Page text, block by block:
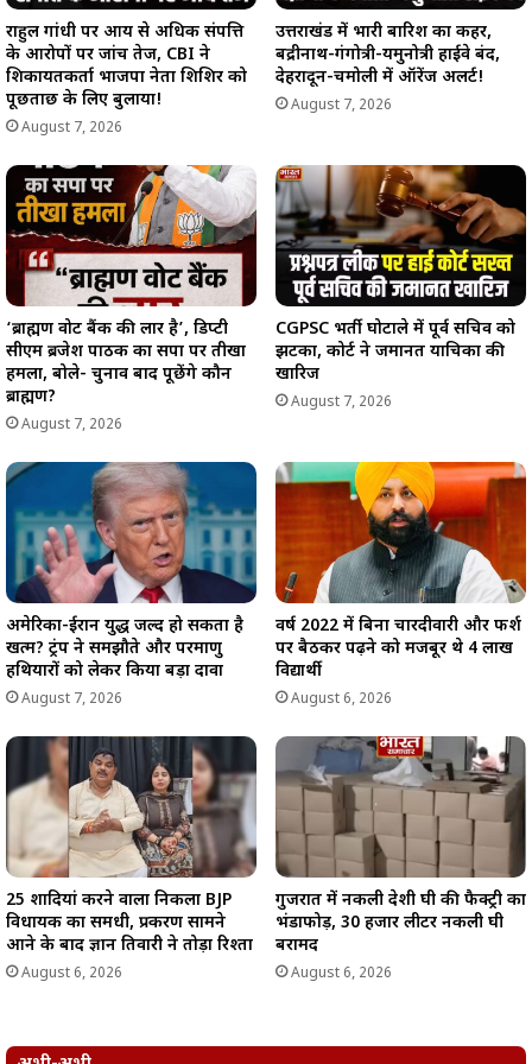
राहुल गांधी पर आय से अधिक संपत्ति
के आरोपों पर जांच तेज, CBI ने
शिकायतकर्ता भाजपा नेता शिशिर को
पूछताछ के लिए बुलाया!
August 7, 2026
उत्तराखंड में भारी बारिश का कहर,
बद्रीनाथ-गंगोत्री-यमुनोत्री हाईवे बंद,
देहरादून-चमोली में ऑरेंज अलर्ट!
August 7, 2026
‘ब्राह्मण वोट बैंक की लार है’, डिप्टी
सीएम ब्रजेश पाठक का सपा पर तीखा
हमला, बोले- चुनाव बाद पूछेंगे कौन
ब्राह्मण?
August 7, 2026
CGPSC भर्ती घोटाले में पूर्व सचिव को
झटका, कोर्ट ने जमानत याचिका की
खारिज
August 7, 2026
अमेरिका-ईरान युद्ध जल्द हो सकता है
खत्म? ट्रंप ने समझौते और परमाणु
हथियारों को लेकर किया बड़ा दावा
August 7, 2026
वर्ष 2022 में बिना चारदीवारी और फर्श
पर बैठकर पढ़ने को मजबूर थे 4 लाख
विद्यार्थी
August 6, 2026
25 शादियां करने वाला निकला BJP
विधायक का समधी, प्रकरण सामने
आने के बाद ज्ञान तिवारी ने तोड़ा रिश्ता
August 6, 2026
गुजरात में नकली देशी घी की फैक्ट्री का
भंडाफोड़, 30 हजार लीटर नकली घी
बरामद
August 6, 2026